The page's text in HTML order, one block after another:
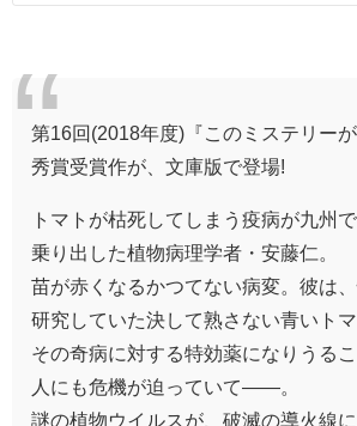
第16回(2018年度)『このミステリー
秀賞受賞作が、文庫版で登場!
トマトが枯死してしまう疫病が九州
乗り出した植物病理学者・安藤仁。
苗が赤くなるかつてない病変。彼は
研究していた決して熟さない青いトマ
その奇病に対する特効薬になりうる
人にも危機が迫っていて――。
謎の植物ウイルスが、破滅の導火線